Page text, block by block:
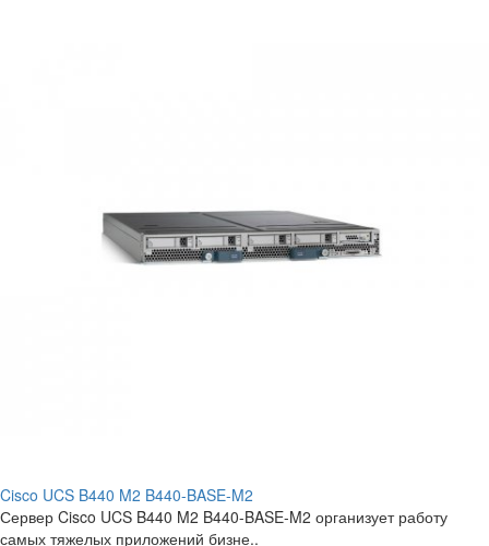
Cisco UCS B440 M2 B440-BASE-M2
Сервер Cisco UCS B440 M2 B440-BASE-M2 организует работу
самых тяжелых приложений бизне..